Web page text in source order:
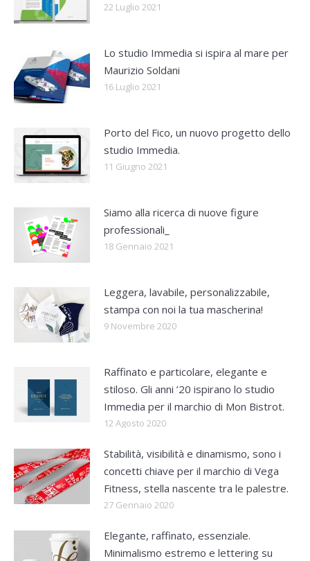
22 Luglio 2021
Lo studio Immedia si ispira al mare per
Maurizio Soldani
16 Luglio 2021
Porto del Fico, un nuovo progetto dello
studio Immedia.
11 Giugno 2021
Siamo alla ricerca di nuove figure
professionali_
18 Gennaio 2021
Leggera, lavabile, personalizzabile,
stampa con noi la tua mascherina!
9 Novembre 2020
Raffinato e particolare, elegante e
stiloso. Gli anni ’20 ispirano lo studio
Immedia per il marchio di Mon Bistrot.
12 Agosto 2020
Stabilità, visibilità e dinamismo, sono i
concetti chiave per il marchio di Vega
Fitness, stella nascente tra le palestre.
27 Gennaio 2020
Elegante, raffinato, essenziale.
Minimalismo estremo e lettering su